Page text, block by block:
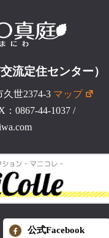
流定住センター）
久世2374-3 マップ
：0867-44-1037/
公式Facebook